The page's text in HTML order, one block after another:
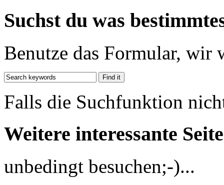
Suchst du was
Benutze das Formular, wir
Falls die Suchfunktion
Weitere interessante
unbedingt besuchen;-)...